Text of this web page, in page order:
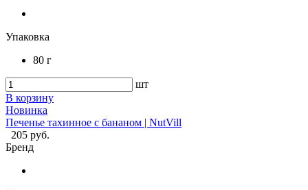
Упаковка
80 г
шт
В корзину
Новинка
Печенье тахинное с бананом | NutVill
205 руб.
Бренд